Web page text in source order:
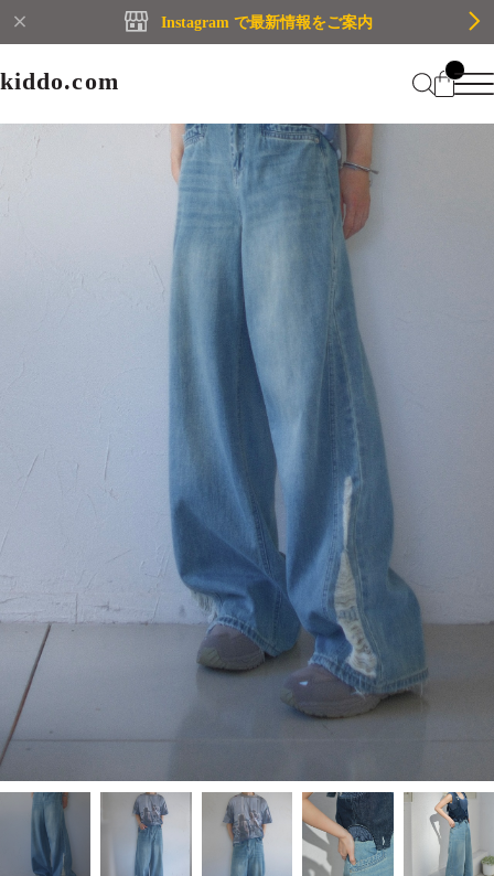
Instagram で最新情報をご案内
kiddo.com
kiddo.com
Home
CATEGORY
Membership
Login
プライバシーポリシー
特定商取引法に基づく表記
会員規約